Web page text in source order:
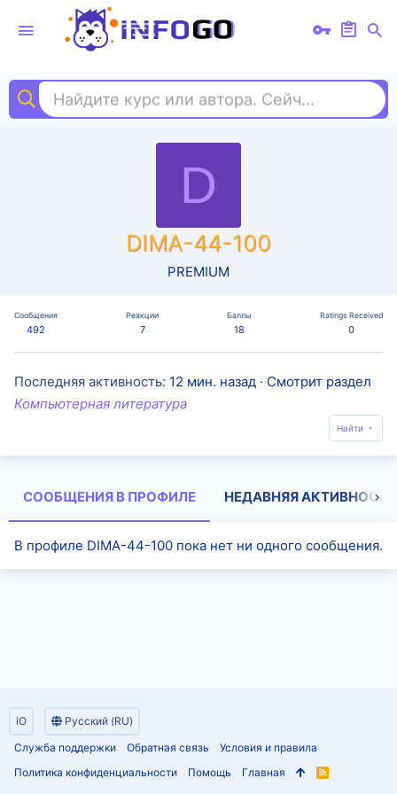
Найдите курс или автора. Сейчас ищут
D
DIMA-44-100
PREMIUM
Сообщения
492
Реакции
7
Баллы
18
Ratings Received
0
Последняя активность 12 мин. назад · Смотрит раздел
Компьютерная литература
Найти
СООБЩЕНИЯ В ПРОФИЛЕ НЕДАВНЯЯ АКТИВНОСТЬ
В профиле DIMA-44-100 пока нет ни одного сообщения.
iO
Русский (RU)
Служба поддержки
Обратная связь
Условия и правила
Политика конфиденциальности
Помощь Главная
R